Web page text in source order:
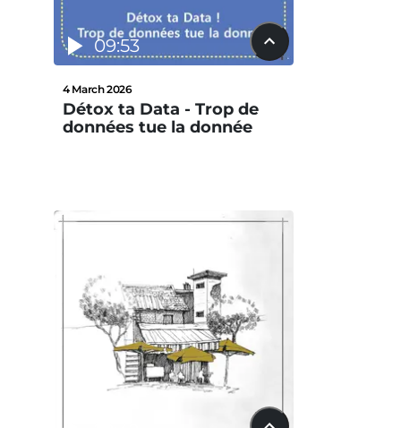
09:53
4 March 2026
Détox ta Data - Trop de
données tue la donnée